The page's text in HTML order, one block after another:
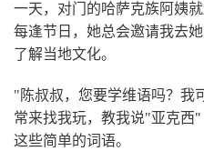
一天，对门的哈萨克族阿姨
每逢节日，她总会邀请我去
了解当地文化。
"陈叔叔，您要学维语吗？我
常来找我玩，教我说"亚克西
这些简单的词语。